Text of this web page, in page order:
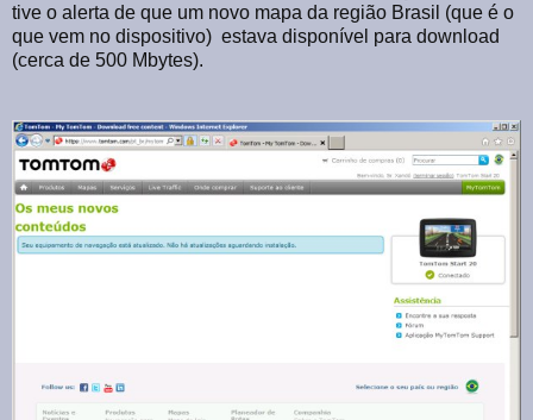
tive o alerta de que um novo mapa da região Brasil (que é o
que vem no dispositivo) estava disponível para download
(cerca de 500 Mbytes).